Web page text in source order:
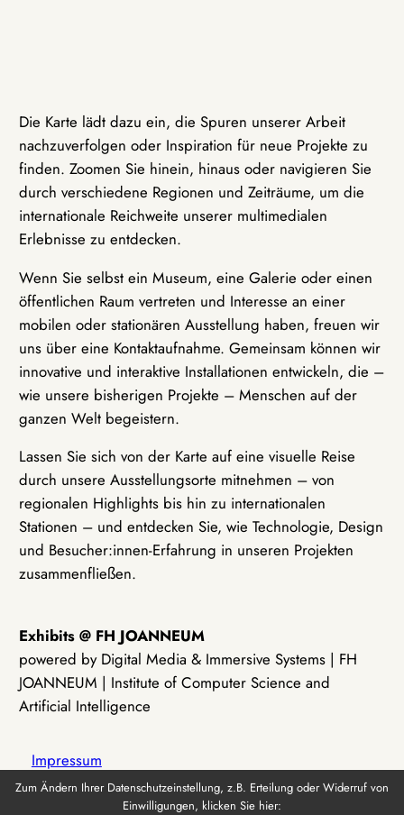
Die Karte lädt dazu ein, die Spuren unserer Arbeit
nachzuverfolgen oder Inspiration für neue Projekte zu
finden. Zoomen Sie hinein, hinaus oder navigieren Sie
durch verschiedene Regionen und Zeiträume, um die
internationale Reichweite unserer multimedialen
Erlebnisse zu entdecken.
Wenn Sie selbst ein Museum, eine Galerie oder einen
öffentlichen Raum vertreten und Interesse an einer
mobilen oder stationären Ausstellung haben, freuen wir
uns über eine Kontaktaufnahme. Gemeinsam können wir
innovative und interaktive Installationen entwickeln, die –
wie unsere bisherigen Projekte – Menschen auf der
ganzen Welt begeistern.
Lassen Sie sich von der Karte auf eine visuelle Reise
durch unsere Ausstellungsorte mitnehmen – von
regionalen Highlights bis hin zu internationalen
Stationen – und entdecken Sie, wie Technologie, Design
und Besucher:innen-Erfahrung in unseren Projekten
zusammenfließen.
Exhibits @ FH JOANNEUM
powered by Digital Media & Immersive Systems | FH
JOANNEUM | Institute of Computer Science and
Artificial Intelligence
Impressum
Zum Ändern Ihrer Datenschutzeinstellung, z.B. Erteilung oder Widerruf von
Einwilligungen, klicken Sie hier: